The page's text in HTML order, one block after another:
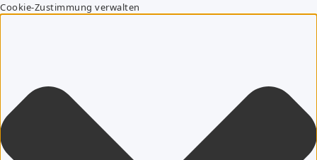
Cookie-Zustimmung verwalten